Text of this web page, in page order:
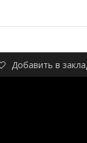
Добавить в